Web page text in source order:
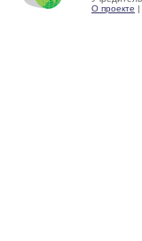
О проекте |